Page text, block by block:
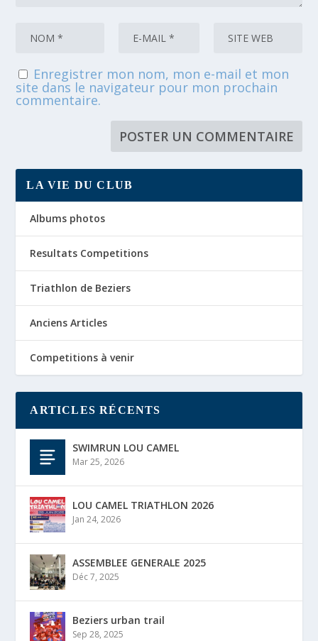
Enregistrer mon nom, mon e-mail et mon
site dans le navigateur pour mon prochain
commentaire.
LA VIE DU CLUB
Albums photos
Resultats Competitions
Triathlon de Beziers
Anciens Articles
Competitions à venir
ARTICLES RÉCENTS
SWIMRUN LOU CAMEL
Mar 25, 2026
LOU CAMEL TRIATHLON 2026
Jan 24, 2026
ASSEMBLEE GENERALE 2025
Déc 7, 2025
Beziers urban trail
Sep 28, 2025